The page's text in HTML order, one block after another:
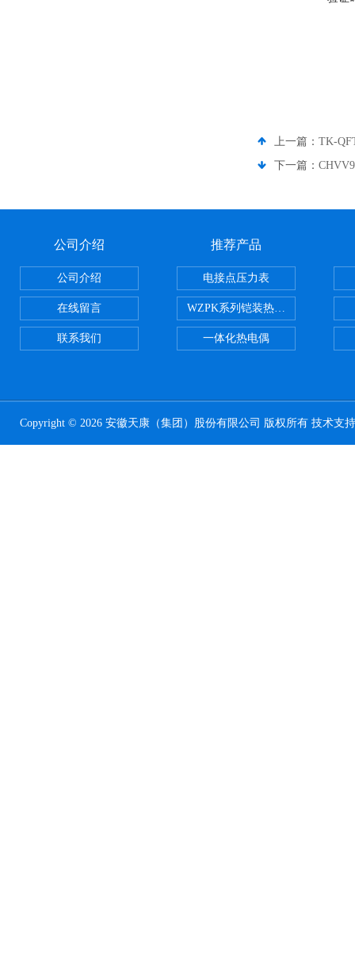
上一篇： TK-
下一篇：
公司介绍
公司介绍
在线留言
联系我们
推荐产品
电接点压力表
WZPK系列铠装热电阻
一体化热电偶
Copyright © 2026 安徽天康（集团）股份有限公司 版权所有 技术支